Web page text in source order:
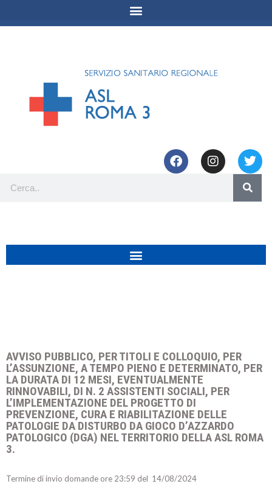
AVVISO PUBBLICO, PER TITOLI E COLLOQUIO, PER
L’ASSUNZIONE, A TEMPO PIENO E DETERMINATO, PER
LA DURATA DI 12 MESI, EVENTUALMENTE
RINNOVABILI, DI N. 2 ASSISTENTI SOCIALI, PER
L’IMPLEMENTAZIONE DEL PROGETTO DI
PREVENZIONE, CURA E RIABILITAZIONE DELLE
PATOLOGIE DA DISTURBO DA GIOCO D’AZZARDO
PATOLOGICO (DGA) NEL TERRITORIO DELLA ASL ROMA
3.
Termine di invio domande ore 23:59 del 14/08/2024